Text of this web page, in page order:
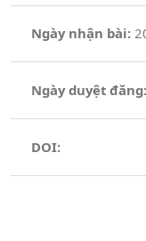
Ngày nhận bài:
Ngày duyệt đăng:
DOI: